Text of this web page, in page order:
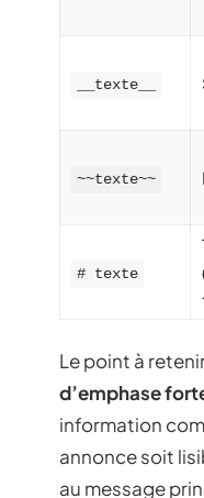
__texte__
~~texte~~
# texte
Le point à
d’emphase
information
annonce soit
au message